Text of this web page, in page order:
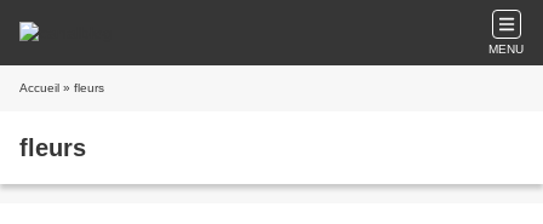
MENU
Accueil » fleurs
fleurs